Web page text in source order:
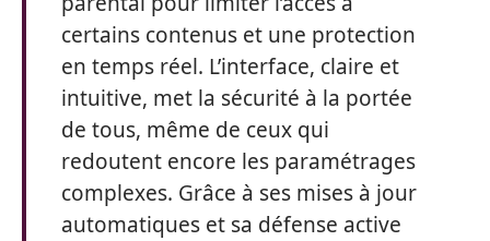
certains contenus et une protection
en temps réel. L’interface, claire et
intuitive, met la sécurité à la portée
de tous, même de ceux qui
redoutent encore les paramétrages
complexes. Grâce à ses mises à jour
automatiques et sa défense active